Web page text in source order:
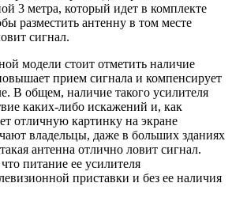
3 метра, который идет в комплекте
разместить антенну в том месте
сигнал.
модели стоит отметить наличие
прием сигнала и компенсирует
В общем, наличие такого усилителя
каких-либо искажений и, как
отличную картинку на экране
владельцы, даже в больших зданиях
антенна отлично ловит сигнал.
питание ее усилителя
приставки и без ее наличия